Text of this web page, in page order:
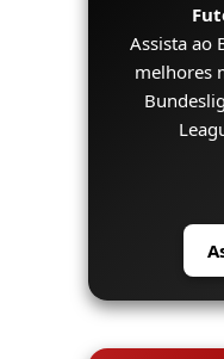
Assista ao
melhores